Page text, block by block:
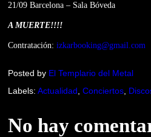
21/09 Barcelona – Sala Bóveda
A MUERTE!!!!
Contratación: izkarbooking@gmail.com
Posted by El Templario del Metal
Labels: Actualidad Conciertos
No hay